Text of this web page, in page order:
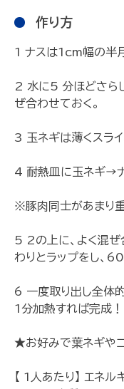
作り方
1 ナスは1cm幅の半
2 水に5 分ほどさら
ぜ合わせておく。
3 玉ネギは薄くスライ
4 耐熱皿に玉ネギ→
※豚肉同士があまり重
5 2の上に、よく混ぜ
わりとラップをし、
6 一度取り出し全体
1分加熱すれば完成！
★お好みで葉ネギや
【 1人あたり】 エ